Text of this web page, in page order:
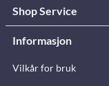
Shop Service
Informasjon
Vilkår for bruk